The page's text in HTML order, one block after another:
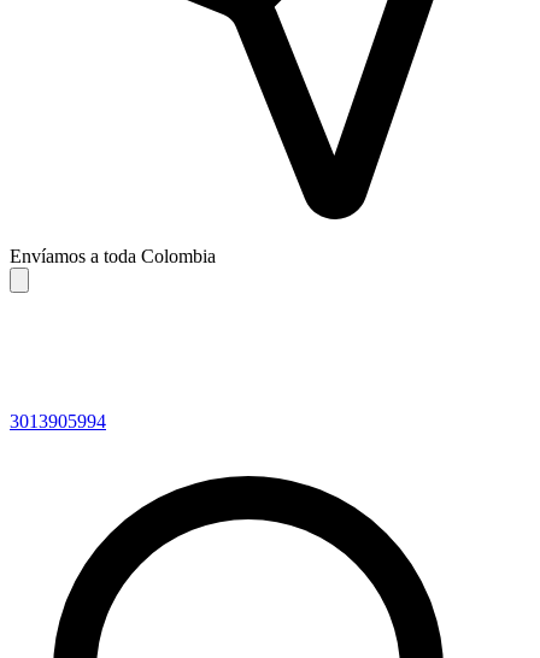
Envíamos a toda Colombia
3013905994